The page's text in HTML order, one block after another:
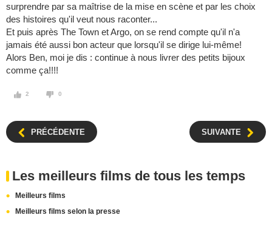
surprendre par sa maîtrise de la mise en scène et par les choix
des histoires qu'il veut nous raconter...
Et puis après The Town et Argo, on se rend compte qu'il n'a
jamais été aussi bon acteur que lorsqu'il se dirige lui-même!
Alors Ben, moi je dis : continue à nous livrer des petits bijoux
comme ça!!!!
2 0
PRÉCÉDENTE SUIVANTE
Les meilleurs films de tous les temps
Meilleurs films
Meilleurs films selon la presse